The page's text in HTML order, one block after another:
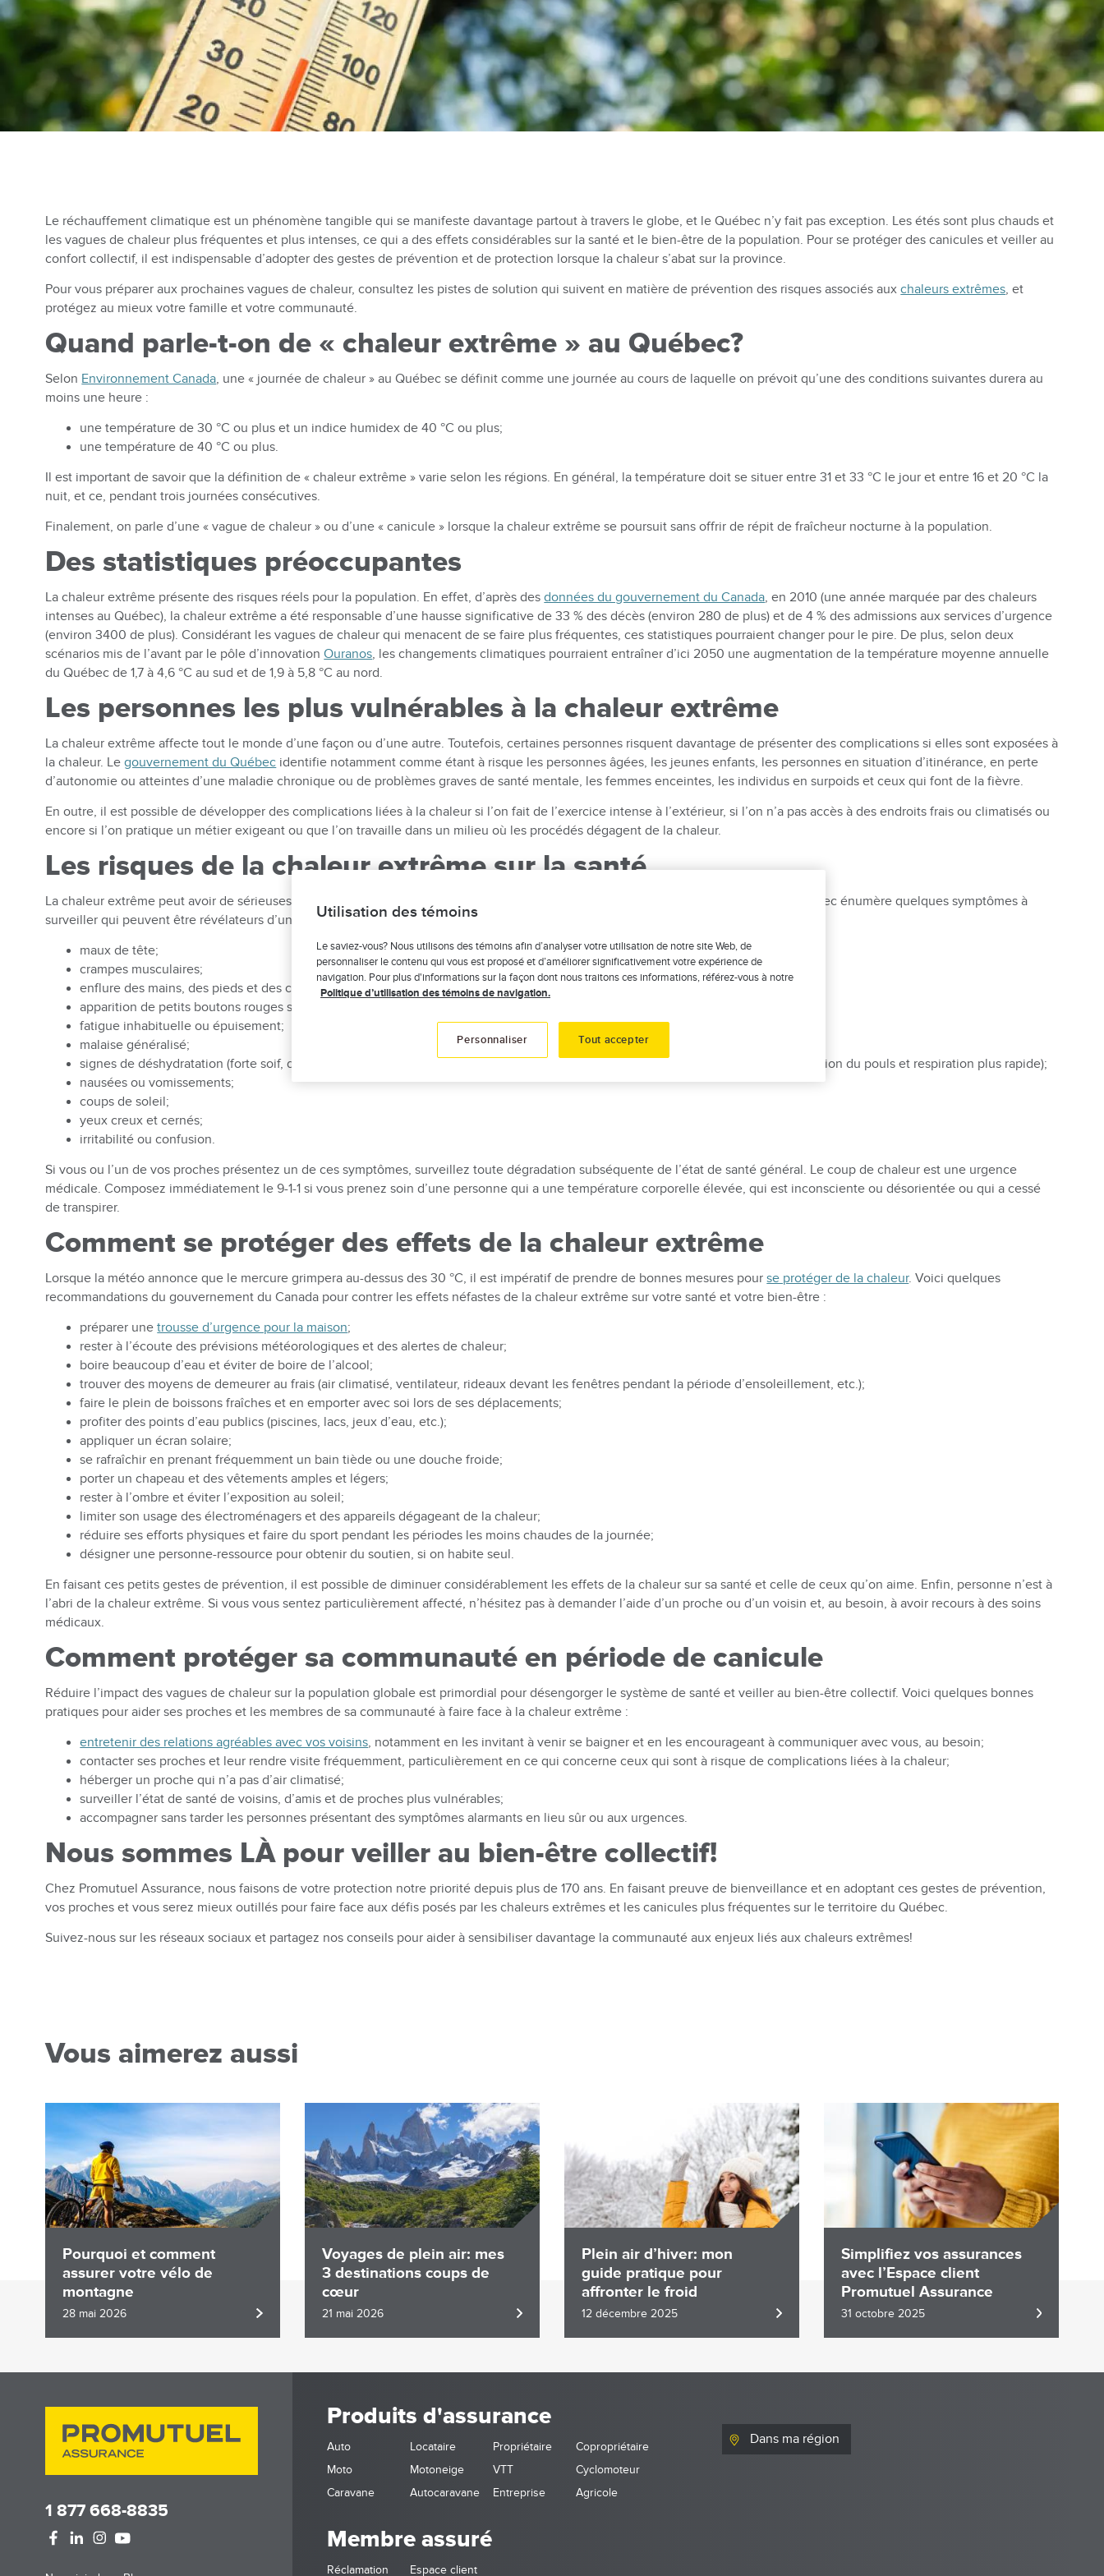
Le réchauffement climatique est un phénomène tangible qui se manifeste davantage partout à travers le globe, et le Québec n’y fait pas exception. Les étés sont plus chauds et
les vagues de chaleur plus fréquentes et plus intenses, ce qui a des effets considérables sur la santé et le bien-être de la population. Pour se protéger des canicules et veiller au
confort collectif, il est indispensable d’adopter des gestes de prévention et de protection lorsque la chaleur s’abat sur la province.
Pour vous préparer aux prochaines vagues de chaleur, consultez les pistes de solution qui suivent en matière de prévention des risques associés auxchaleurs extrêmes, et
protégez au mieux votre famille et votre communauté.
Quand parle-t-on de « chaleur extrême » au Québec?
Selon Environnement Canada, une « journée de chaleur » au Québec se définit comme une journée au cours de laquelle on prévoit qu’une des conditions suivantes durera au
moins une heure :
une température de 30 °C ou plus et un indice humidex de 40 °C ou plus;
une température de 40 °C ou plus.
Il est important de savoir que la définition de « chaleur extrême » varie selon les régions. En général, la température doit se situer entre 31 et 33 °C le jour et entre 16 et 20 °C la
nuit, et ce, pendant trois journées consécutives.
Finalement, on parle d’une « vague de chaleur » ou d’une « canicule » lorsque la chaleur extrême se poursuit sans offrir de répit de fraîcheur nocturne à la population.
Des statistiques préoccupantes
La chaleur extrême présente des risques réels pour la population. En effet, d’après desdonnées du gouvernement du Canada, en 2010 (une année marquée par des chaleurs
intenses au Québec), la chaleur extrême a été responsable d’une hausse significative de 33 % des décès (environ 280 de plus) et de 4 % des admissions aux services d’urgence
(environ 3400 de plus). Considérant les vagues de chaleur qui menacent de se faire plus fréquentes, ces statistiques pourraient changer pour le pire. De plus, selon deux
scénarios mis de l’avant par le pôle d’innovationOuranos, les changements climatiques pourraient entraîner d’ici 2050 une augmentation de la température moyenne annuelle
du Québec de 1,7 à 4,6 °C au sud et de 1,9 à 5,8 °C au nord.
Les personnes les plus vulnérables à la chaleur extrême
La chaleur extrême affecte tout le monde d’une façon ou d’une autre. Toutefois, certaines personnes risquent davantage de présenter des complications si elles sont exposées à
la chaleur. Legouvernement du Québec identifie notamment comme étant à risque les personnes âgées, les jeunes enfants, les personnes en situation d’itinérance, en perte
d’autonomie ou atteintes d’une maladie chronique ou de problèmes graves de santé mentale, les femmes enceintes, les individus en surpoids et ceux qui font de la fièvre.
En outre, il est possible de développer des complications liées à la chaleur si l’on fait de l’exercice intense à l’extérieur, si l’on n’a pas accès à des endroits frais ou climatisés ou
encore si l’on pratique un métier exigeant ou que l’on travaille dans un milieu où les procédés dégagent de la chaleur.
Les risques de la chaleur extrême sur la santé
La chaleur extrême peut avoir de sérieuses répercussions sur votre santé et sur celle de vos proches. Le site du gouvernement du Québec énumère quelques symptômes à
surveiller qui peuvent être révélateurs d’un possible coup de chaleur :
maux de tête;
crampes musculaires;
enflure des mains, des pieds et des chevilles;
apparition de petits boutons rouges sur la peau (boutons de chaleur);
fatigue inhabituelle ou épuisement;
malaise généralisé;
signes de déshydratation (forte soif, diminution du besoin d’uriner, urine foncée, peau sèche ou d’une couleur anormale, accélération du pouls et respiration plus rapide);
nausées ou vomissements;
coups de soleil;
yeux creux et cernés;
irritabilité ou confusion.
Si vous ou l’un de vos proches présentez un de ces symptômes, surveillez toute dégradation subséquente de l’état de santé général. Le coup de chaleur est une urgence
médicale. Composez immédiatement le 9-1-1 si vous prenez soin d’une personne qui a une température corporelle élevée, qui est inconsciente ou désorientée ou qui a cessé
de transpirer.
Comment se protéger des effets de la chaleur extrême
Lorsque la météo annonce que le mercure grimpera au-dessus des 30 °C, il est impératif de prendre de bonnes mesures pourse protéger de la chaleur. Voici quelques
recommandations du gouvernement du Canada pour contrer les effets néfastes de la chaleur extrême sur votre santé et votre bien-être :
préparer unetrousse d’urgence pour la maison;
rester à l’écoute des prévisions météorologiques et des alertes de chaleur;
boire beaucoup d’eau et éviter de boire de l’alcool;
trouver des moyens de demeurer au frais (air climatisé, ventilateur, rideaux devant les fenêtres pendant la période d’ensoleillement, etc.);
faire le plein de boissons fraîches et en emporter avec soi lors de ses déplacements;
profiter des points d’eau publics (piscines, lacs, jeux d’eau, etc.);
appliquer un écran solaire;
se rafraîchir en prenant fréquemment un bain tiède ou une douche froide;
porter un chapeau et des vêtements amples et légers;
rester à l’ombre et éviter l’exposition au soleil;
limiter son usage des électroménagers et des appareils dégageant de la chaleur;
réduire ses efforts physiques et faire du sport pendant les périodes les moins chaudes de la journée;
désigner une personne-ressource pour obtenir du soutien, si on habite seul.
En faisant ces petits gestes de prévention, il est possible de diminuer considérablement les effets de la chaleur sur sa santé et celle de ceux qu’on aime. Enfin, personne n’est à
l’abri de la chaleur extrême. Si vous vous sentez particulièrement affecté, n’hésitez pas à demander l’aide d’un proche ou d’un voisin et, au besoin, à avoir recours à des soins
médicaux.
Comment protéger sa communauté en période de canicule
Réduire l’impact des vagues de chaleur sur la population globale est primordial pour désengorger le système de santé et veiller au bien-être collectif. Voici quelques bonnes
pratiques pour aider ses proches et les membres de sa communauté à faire face à la chaleur extrême :
entretenir des relations agréables avec vos voisins, notamment en les invitant à venir se baigner et en les encourageant à communiquer avec vous, au besoin;
contacter ses proches et leur rendre visite fréquemment, particulièrement en ce qui concerne ceux qui sont à risque de complications liées à la chaleur;
héberger un proche qui n’a pas d’air climatisé;
surveiller l’état de santé de voisins, d’amis et de proches plus vulnérables;
accompagner sans tarder les personnes présentant des symptômes alarmants en lieu sûr ou aux urgences.
Nous sommes LÀ pour veiller au bien-être collectif!
Chez Promutuel Assurance, nous faisons de votre protection notre priorité depuis plus de 170 ans. En faisant preuve de bienveillance et en adoptant ces gestes de prévention,
vos proches et vous serez mieux outillés pour faire face aux défis posés par les chaleurs extrêmes et les canicules plus fréquentes sur le territoire du Québec.
Suivez-nous sur les réseaux sociaux et partagez nos conseils pour aider à sensibiliser davantage la communauté aux enjeux liés aux chaleurs extrêmes!
Vous aimerez aussi
Image
Pourquoi et comment
assurer votre vélo de
montagne
28 mai 2026
Voyages de plein air: mes
3 destinations coups de
cœur
21 mai 2026
Plein air d’hiver: mon
guide pratique pour
affronter le froid
12 décembre 2025
Simplifiez vos assurances
avec l’Espace client
Promutuel Assurance
31 octobre 2025
1 877 668-8835
Produits d'assurance
Auto Locataire Propriétaire
Copropriétaire
Moto
Motoneige VTT
Cyclomoteur
Caravane
Autocaravane Entreprise Agricole
Membre assuré
Réclamation Espace client
Dans ma région
Utilisation des témoins
Le saviez-vous? Nous utilisons des témoins afin d’analyser votre utilisation de notre site Web, de
personnaliser le contenu qui vous est proposé et d’améliorer significativement votre expérience de
navigation. Pour plus d'informations sur la façon dont nous traitons ces informations, référez-vous à notre
Politique d’utilisation des témoins de navigation.
Personnaliser Tout accepter